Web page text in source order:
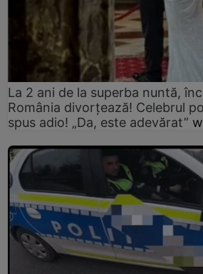
La 2 ani de la superba nuntă,
România divorțează! Celebrul
spus adio! „Da, este adevărat”